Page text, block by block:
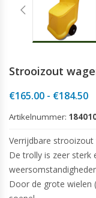
Strooizout
€165.00 - €184.50
Artikelnummer:
Verrijdbare
De trolly is zeer sterk
Door de grote wielen